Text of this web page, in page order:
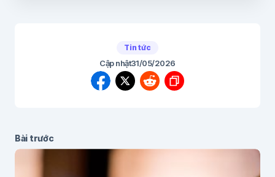
Tin tức
Cập nhật31/05/2026
Bài trước